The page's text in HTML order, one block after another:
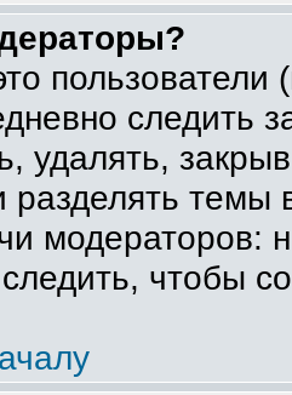
пользователи
следить
удалять,
темы
модераторов:
чтобы